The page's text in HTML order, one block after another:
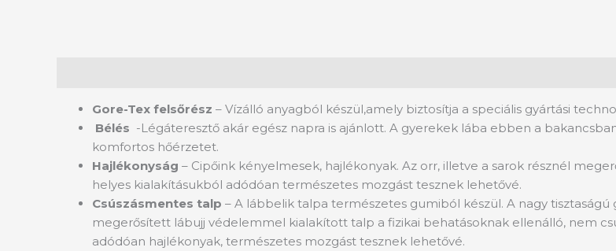
Gore-Tex felsőrész – Vízálló anyagból készül,amely biztosítja a speciális gyártási
Bélés -Légáteresztő akár egész napra is ajánlott. A gyerekek lába ebben a
komfortos hőérzetet.
Hajlékonyság – Cipőink kényelmesek, hajlékonyak. Az orr, illetve a sarok résznél
helyes kialakításukból adódóan természetes mozgást tesznek lehetővé.
Csúszásmentes talp – A lábbelik talpa természetes gumiból készül. A nagy
megerősített lábujj védelemmel kialakított talp a fizikai behatásoknak ellenálló, nem
adódóan hajlékonyak, természetes mozgást tesznek lehetővé.